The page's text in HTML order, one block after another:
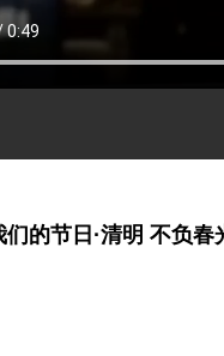
的节日·清明 不负